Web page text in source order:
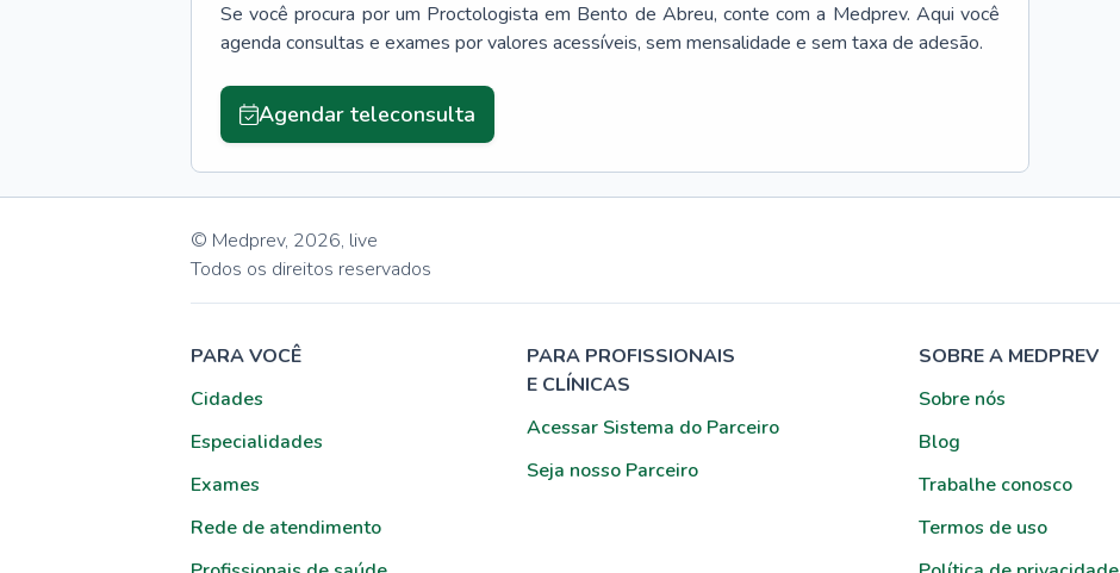
Se você procura por um Proctologista em Bento de Abreu, conte com a Medprev. Aqui você
agenda consultas e exames por valores acessíveis, sem mensalidade e sem taxa de adesão.
Agendar teleconsulta
© Medprev, 2026, live
Todos os direitos reservados
PARA VOCÊ
Cidades
Especialidades
Exames
Rede de atendimento
PARA PROFISSIONAIS
E CLÍNICAS
Acessar Sistema do Parceiro
Seja nosso Parceiro
SOBRE A MEDPREV
Sobre nós
Blog
Trabalhe conosco
Termos de uso